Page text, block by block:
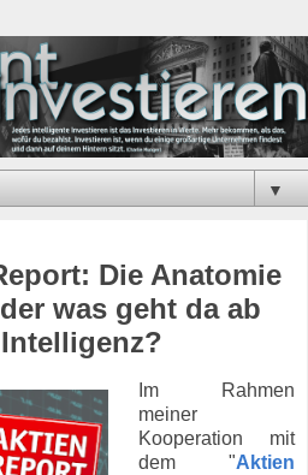
▼
Die Anatomie
was geht da ab
Im Rahmen
meiner
Kooperation mit
dem "Aktien